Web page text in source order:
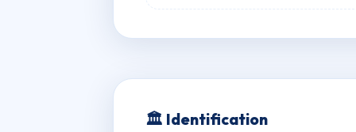
🏛 Identification